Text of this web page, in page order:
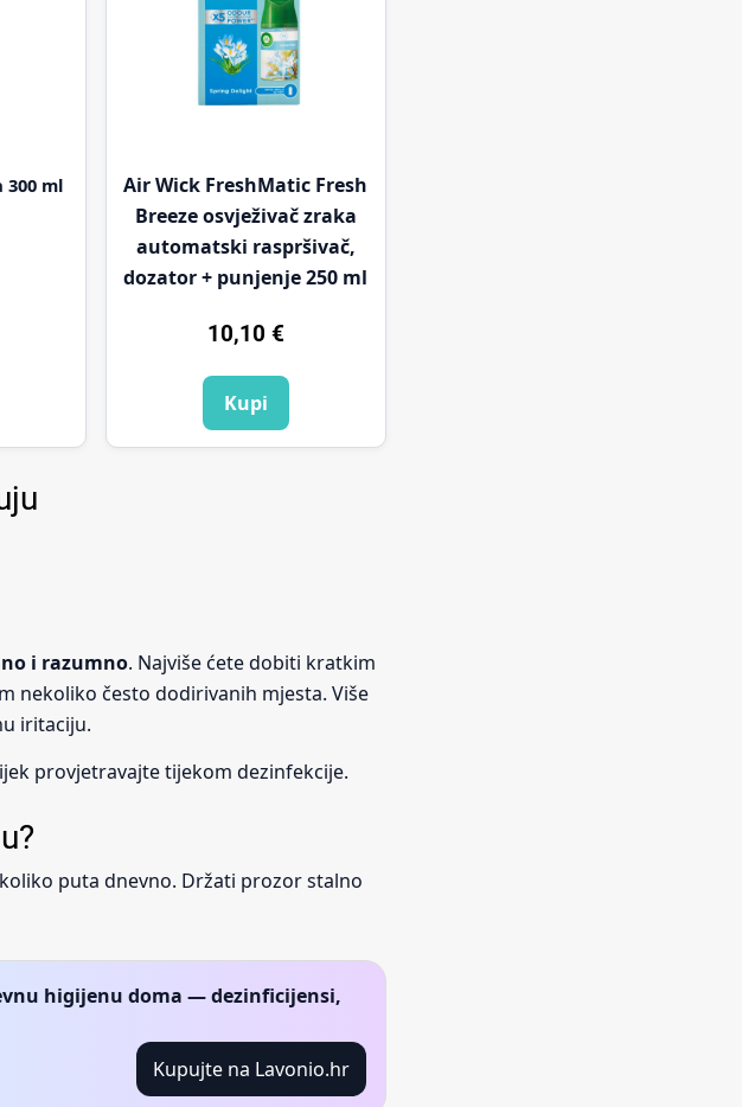
ml
Air Wick FreshMatic Fresh
Breeze osvježivač zraka
automatski raspršivač,
dozator + punjenje 250 ml
10,10 €
Kupi
i razumno. Najviše ćete dobiti kratkim
nekoliko često dodirivanih mjesta. Više
iritaciju.
provjetravajte tijekom dezinfekcije.
puta dnevno. Držati prozor stalno
higijenu doma — dezinficijensi,
Kupujte na Lavonio.hr